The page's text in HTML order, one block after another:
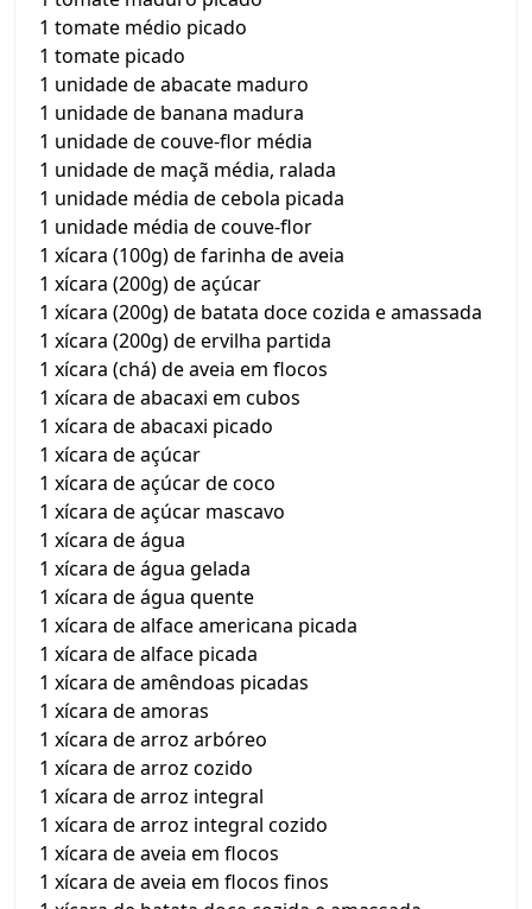
1 tomate médio picado
1 tomate picado
1 unidade de abacate maduro
1 unidade de banana madura
1 unidade de couve-flor média
1 unidade de maçã média, ralada
1 unidade média de cebola picada
1 unidade média de couve-flor
1 xícara (100g) de farinha de aveia
1 xícara (200g) de açúcar
1 xícara (200g) de batata doce cozida e amassada
1 xícara (200g) de ervilha partida
1 xícara (chá) de aveia em flocos
1 xícara de abacaxi em cubos
1 xícara de abacaxi picado
1 xícara de açúcar
1 xícara de açúcar de coco
1 xícara de açúcar mascavo
1 xícara de água
1 xícara de água gelada
1 xícara de água quente
1 xícara de alface americana picada
1 xícara de alface picada
1 xícara de amêndoas picadas
1 xícara de amoras
1 xícara de arroz arbóreo
1 xícara de arroz cozido
1 xícara de arroz integral
1 xícara de arroz integral cozido
1 xícara de aveia em flocos
1 xícara de aveia em flocos finos